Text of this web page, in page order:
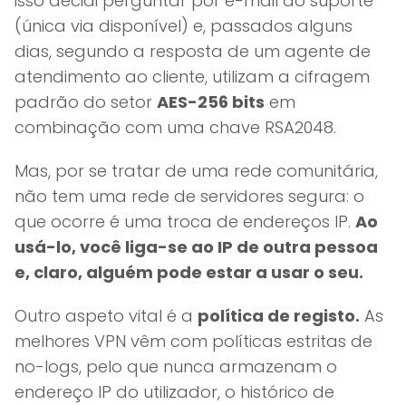
(única via disponível) e, passados alguns
dias, segundo a resposta de um agente de
atendimento ao cliente, utilizam a cifragem
padrão do setor AES-256 bits em
combinação com uma chave RSA2048.
Mas, por se tratar de uma rede comunitária,
não tem uma rede de servidores segura: o
que ocorre é uma troca de endereços IP. Ao
usá-lo, você liga-se ao IP de outra pessoa
e, claro, alguém pode estar a usar o seu.
Outro aspeto vital é a política de registo. As
melhores VPN vêm com políticas estritas de
no-logs, pelo que nunca armazenam o
endereço IP do utilizador, o histórico de